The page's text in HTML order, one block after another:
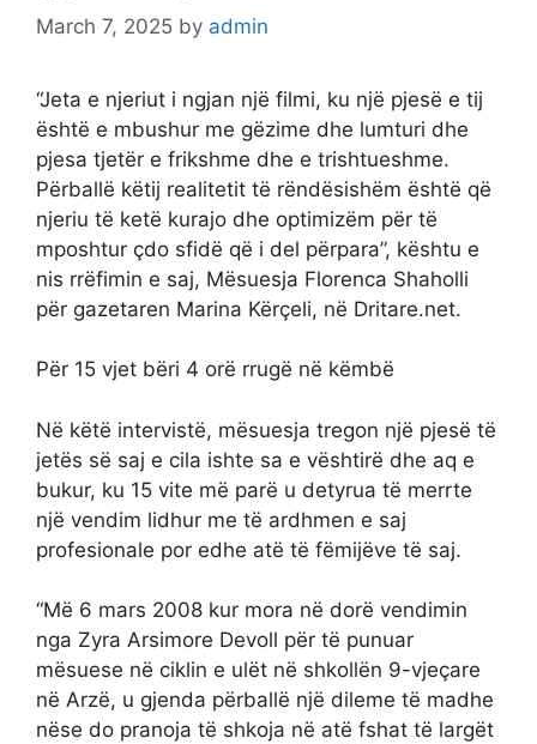
March 7, 2025 by admin
“Jeta e njeriut i ngjan një filmi, ku një pjesë e tij
është e mbushur me gëzime dhe lumturi dhe
pjesa tjetër e frikshme dhe e trishtueshme.
Përballë këtij realitetit të rëndësishëm është që
njeriu të ketë kurajo dhe optimizëm për të
mposhtur çdo sfidë që i del përpara”, kështu e
nis rrëfimin e saj, Mësuesja Florenca Shaholli
për gazetaren Marina Kërçeli, në Dritare.net.
Për 15 vjet bëri 4 orë rrugë në këmbë
Në këtë intervistë, mësuesja tregon një pjesë të
jetës së saj e cila ishte sa e vështirë dhe aq e
bukur, ku 15 vite më parë u detyrua të merrte
një vendim lidhur me të ardhmen e saj
profesionale por edhe atë të fëmijëve të saj.
“Më 6 mars 2008 kur mora në dorë vendimin
nga Zyra Arsimore Devoll për të punuar
mësuese në ciklin e ulët në shkollën 9-vjeçare
në Arzë, u gjenda përballë një dileme të madhe
nëse do pranoja të shkoja në atë fshat të largët